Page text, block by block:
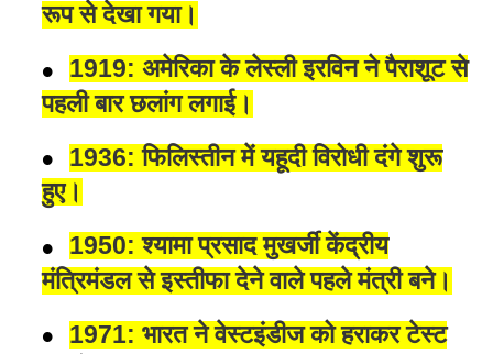
रूप से देखा गया।
1919: अमेरिका के लेस्ली इरविन ने पैराशूट से
पहली बार छलांग लगाई।
1936: फिलिस्तीन में यहूदी विरोधी दंगे शुरू
हुए।
1950: श्यामा प्रसाद मुखर्जी केंद्रीय
मंत्रिमंडल से इस्तीफा देने वाले पहले मंत्री बने।
1971: भारत ने वेस्टइंडीज को हराकर टेस्ट